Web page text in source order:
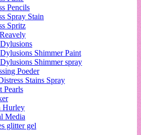
Pencils
Spray Stain
Spritz
Dylusions
Dylusions Shimmer Paint
Dylusions Shimmer spray
Poeder
Stains Spray
Pearls
Hurley
Media
glitter gel